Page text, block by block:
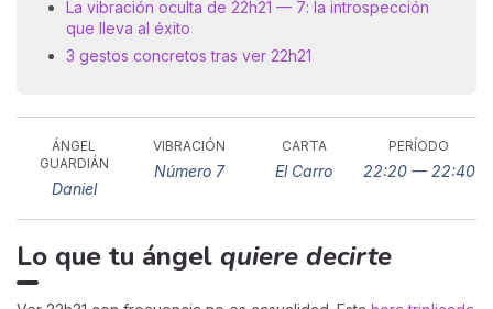
La vibración oculta de 22h21 — 7: la introspección
que lleva al éxito
3 gestos concretos tras ver 22h21
ÁNGEL
GUARDIÁN
Daniel
VIBRACIÓN
Número 7
CARTA
El Carro
PERÍODO
22:20 — 22:40
Lo que tu ángel quiere decirte